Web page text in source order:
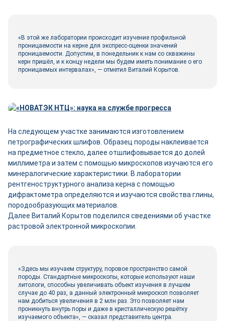
«В этой же лаборатории происходит изучение профильной
проницаемости на керне для экспресс-оценки значений
проницаемости. Допустим, в понедельник к нам со скважины
керн пришёл, и к концу недели мы будем иметь понимание о его
проницаемых интервалах», — отметил Виталий Корытов.
На следующем участке занимаются изготовлением
петрографических шлифов. Образец породы наклеивается
на предметное стекло, далее отшлифовывается до долей
миллиметра и затем с помощью микроскопов изучаются его
минералогические характеристики. В лаборатории
рентгеноструктурного анализа керна с помощью
дифрактометра определяются и изучаются свойства глины,
породообразующих материалов.
Далее Виталий Корытов поделился сведениями об участке
растровой электронной микроскопии.
«Здесь мы изучаем структуру, поровое пространство самой
породы. Стандартные микроскопы, которые используют наши
литологи, способны увеличивать объект изучения в лучшем
случае до 40 раз, а данный электронный микроскоп позволяет
нам добиться увеличения в 2 млн раз. Это позволяет нам
проникнуть внутрь поры и даже в кристаллическую решётку
изучаемого объекта», — сказал представитель центра.